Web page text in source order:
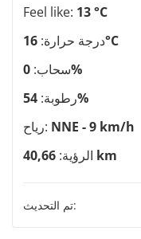
Feel like: 13 °C
درجة حرارة:16°C
سحاب:0%
رطوبة:54%
رياح: NNE - 9 km/h
الرؤية: 40,66 km
تم التحديث: